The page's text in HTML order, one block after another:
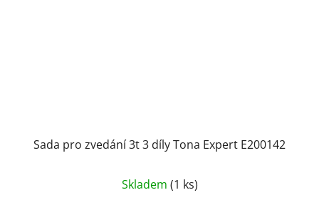
Sada pro zvedání 3t 3 díly Tona Expert E200142
hodnocení
Skladem (1 ks)